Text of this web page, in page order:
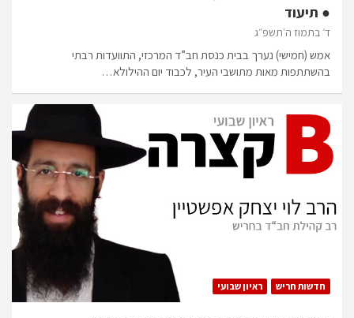
● תיעוד
ד׳ בתמוז ה׳תשפ״ג
אמש (חמישי) נערך בבית כנסת חב”ד המרכזי, התוועדות רבתי
בהשתתפות מאות מתושבי העיר, לכבוד יום ההילולא…
חדשות חריש ראיון שבועי